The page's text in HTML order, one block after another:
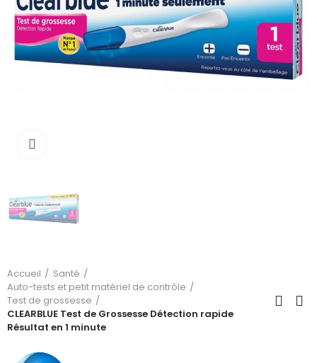
Accueil
Santé
Auto-tests et petit matériel de contrôle
Test de grossesse
CLEARBLUE Test de Grossesse Détection rapide
Résultat en 1 minute